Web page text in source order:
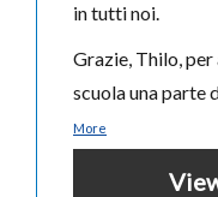
in tutti noi.
Grazie, Thilo,
scuola una parte
More